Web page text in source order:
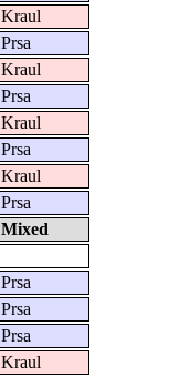
Kraul
Prsa
Kraul
Prsa
Kraul
Prsa
Kraul
Prsa
Mixed
Prsa
Prsa
Prsa
Kraul